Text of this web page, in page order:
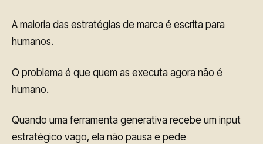
A maioria das estratégias de marca é escrita para
humanos.
O problema é que quem as executa agora não é
humano.
Quando uma ferramenta generativa recebe um input
estratégico vago, ela não pausa e pede